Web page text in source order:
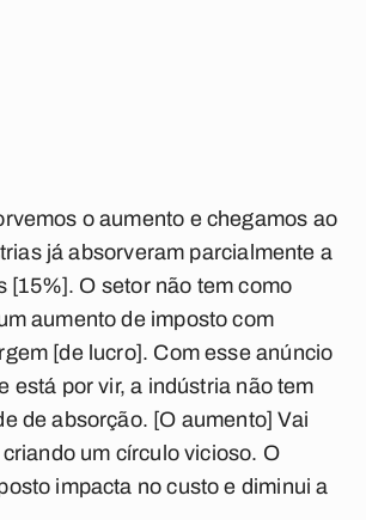
o aumento e chegamos ao
já absorveram parcialmente a
[15%]. O setor não tem como
aumento de imposto com
[de lucro]. Com esse anúncio
está por vir, a indústria não tem
de absorção. [O aumento] Vai
um círculo vicioso. O
impacta no custo e diminui a